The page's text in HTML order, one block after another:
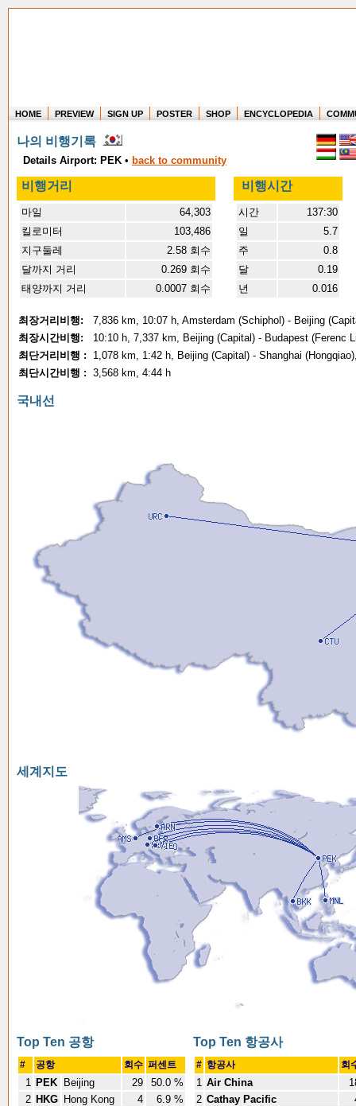
Where in the world have you flown?
How long have you been in the air?
Create your own FlightMemory and see!
HOME PREVIEW SIGN UP POSTER SHOP ENCYCLOPEDIA
나의 비행기록
Details Airport: PEK • back to community
비행거리 비행시간
마일
64,303
킬로미터
103,486
지구둘레
2.58 회수
달까지 거리
0.269 회수
태양까지 거리
0.0007 회수
시간
137:30
일
5.7
주
0.8
달
0.19
년
0.016
최장거리비행:
7,836 km, 10:07 h, Amsterdam (Schiphol) - Beijing
최장시간비행:
10:10 h, 7,337 km, Beijing (Capital) - Budapest (Ferenc
최단거리비행 :
1,078 km, 1:42 h, Beijing (Capital) - Shanghai
최단시간비행 : 3,568 km, 4:44 h
국내선
세계지도
Top Ten 공항
# 공항 회수 퍼센트
1 PEK Beijing 29
50.0 %
2 HKG Hong Kong 4
6.9 %
Top Ten 항공사
# 항공사 회
1 Air China
2 Cathay Pacific